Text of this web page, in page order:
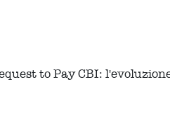
to Pay CBI: